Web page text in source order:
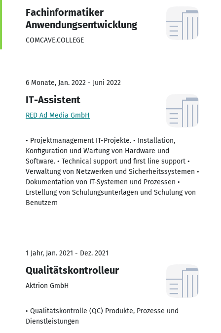
Fachinformatiker
Anwendungsentwicklung
COMCAVE.COLLEGE
6 Monate, Jan. 2022 - Juni 2022
IT-Assistent
RED Ad Media GmbH
• Projektmanagement IT-Projekte. • Installation,
Konfiguration und Wartung von Hardware und
Software. • Technical support und first line support •
Verwaltung von Netzwerken und Sicherheitssystemen •
Dokumentation von IT-Systemen und Prozessen •
Erstellung von Schulungsunterlagen und Schulung von
Benutzern
1 Jahr, Jan. 2021 - Dez. 2021
Qualitätskontrolleur
Aktrion GmbH
• Qualitätskontrolle (QC) Produkte, Prozesse und
Dienstleistungen